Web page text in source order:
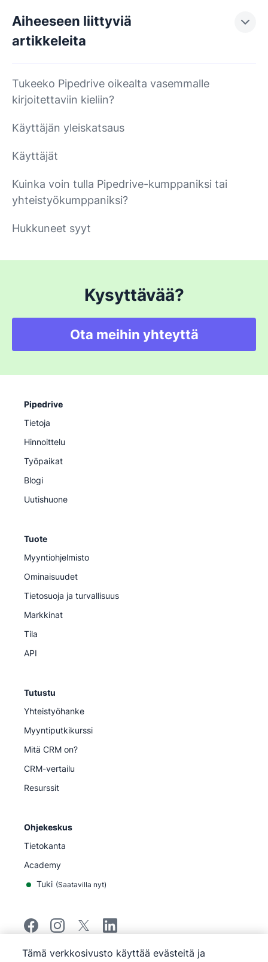
Aiheeseen liittyviä
artikkeleita
Tukeeko Pipedrive oikealta vasemmalle
kirjoitettaviin kieliin?
Käyttäjän yleiskatsaus
Käyttäjät
Kuinka voin tulla Pipedrive-kumppaniksi tai
yhteistyökumppaniksi?
Hukkuneet syyt
Kysyttävää?
Ota meihin yhteyttä
Pipedrive
Tietoja
Hinnoittelu
Työpaikat
Blogi
Uutishuone
Tuote
Myyntiohjelmisto
Ominaisuudet
Tietosuoja ja turvallisuus
Markkinat
Tila
API
Tutustu
Yhteistyöhanke
Myyntiputkikurssi
Mitä CRM on?
CRM-vertailu
Resurssit
Ohjekeskus
Tietokanta
Academy
Tuki (Saatavilla nyt)
©2026Pipedrive
Tämä verkkosivusto käyttää evästeitä ja